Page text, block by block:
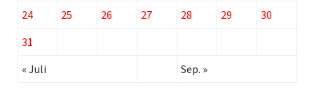
24
25 26 27 28 29
30
31
« Juli
Sep. »